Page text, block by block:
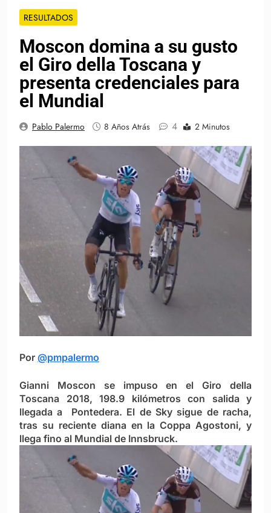
RESULTADOS
Moscon domina a su gusto
el Giro della Toscana y
presenta credenciales para
el Mundial
Pablo Palermo 8 Años Atrás 4 2 Minutos
Por @pmpalermo
Gianni Moscon se impuso en el Giro della
Toscana 2018, 198.9 kilómetros con salida y
llegada a Pontedera. El de Sky sigue de racha,
tras su reciente diana en la Coppa Agostoni, y
llega fino al Mundial de Innsbruck.